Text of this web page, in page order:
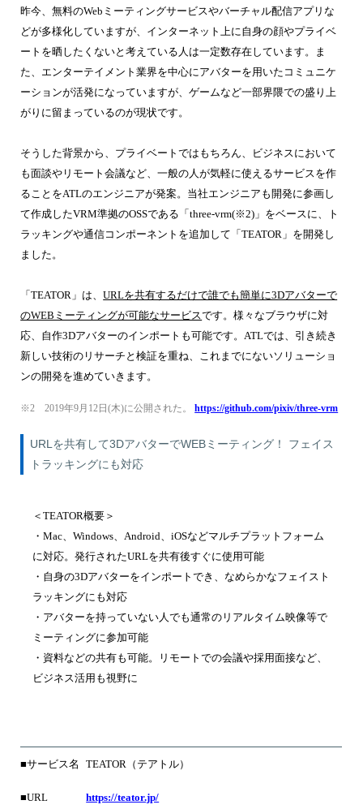
昨今、無料のWebミーティングサービスやバーチャル配信アプリな
どが多様化していますが、インターネット上に自身の顔やプライベ
ートを晒したくないと考えている人は一定数存在しています。ま
た、エンターテイメント業界を中心にアバターを用いたコミュニケ
ーションが活発になっていますが、ゲームなど一部界隈での盛り上
がりに留まっているのが現状です。
そうした背景から、プライベートではもちろん、ビジネスにおいて
も面談やリモート会議など、一般の人が気軽に使えるサービスを作
ることをATLのエンジニアが発案。当社エンジニアも開発に参画し
て作成したVRM準拠のOSSである「three-vrm(※2)」をベースに、ト
ラッキングや通信コンポーネントを追加して「TEATOR」を開発し
ました。
「TEATOR」は、URLを共有するだけで誰でも簡単に3Dアバターで
のWEBミーティングが可能なサービスです。様々なブラウザに対
応、自作3Dアバターのインポートも可能です。ATLでは、引き続き
新しい技術のリサーチと検証を重ね、これまでにないソリューショ
ンの開発を進めていきます。
※2 2019年9月12日(木)に公開された。https://github.com/pixiv/three-vrm
URLを共有して3DアバターでWEBミーティング！ フェイス
トラッキングにも対応
＜TEATOR概要＞
・Mac、Windows、Android、iOSなどマルチプラットフォーム
に対応。発行されたURLを共有後すぐに使用可能
・自身の3Dアバターをインポートでき、なめらかなフェイスト
ラッキングにも対応
・アバターを持っていない人でも通常のリアルタイム映像等で
ミーティングに参加可能
・資料などの共有も可能。リモートでの会議や採用面接など、
ビジネス活用も視野に
■サービス名 TEATOR（テアトル）
■URL https://teator.jp/